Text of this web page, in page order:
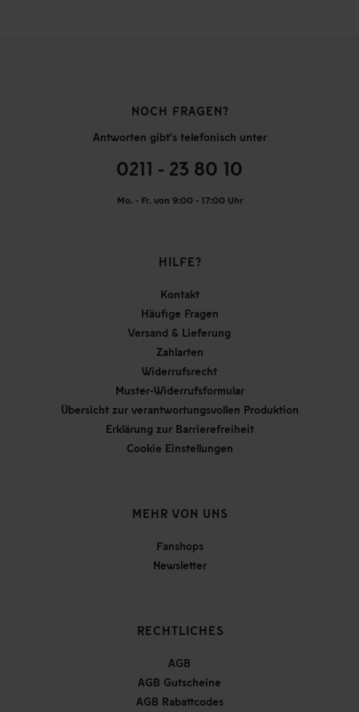
NOCH FRAGEN?
Antworten gibt's telefonisch unter
0211 - 23 80 10
Mo. - Fr. von 9:00 - 17:00 Uhr
HILFE?
Kontakt
Häufige Fragen
Versand & Lieferung
Zahlarten
Widerrufsrecht
Muster-Widerrufsformular
Übersicht zur verantwortungsvollen Produktion
Erklärung zur Barrierefreiheit
Cookie Einstellungen
MEHR VON UNS
Fanshops
Newsletter
RECHTLICHES
AGB
AGB Gutscheine
AGB Rabattcodes